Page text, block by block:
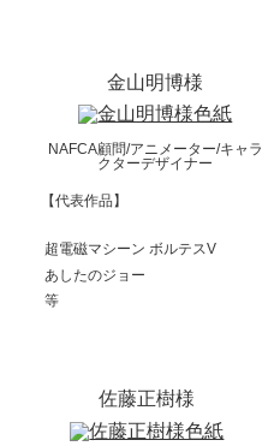
金山明博様
NAFCA顧問/アニメーター/キャラ
クターデザイナー
【代表作品】
超電磁マシーン ボルテスV
あしたのジョー
等
佐藤正樹様